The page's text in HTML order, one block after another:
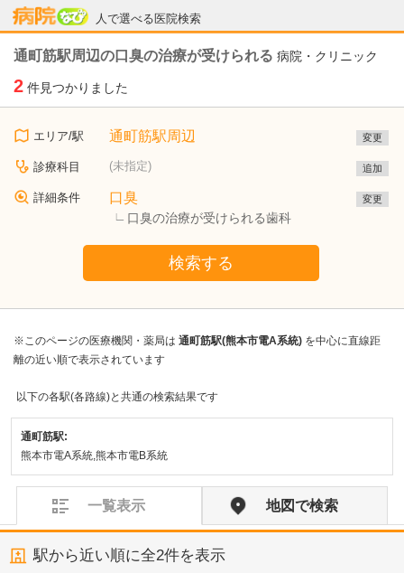
人で選べる医院検索
病院なび
通町筋駅周辺の口臭の治療が受けられる 病院・クリニック
2 件見つかりました
エリア/駅 通町筋駅周辺 変更
診療科目 (未指定) 追加
詳細条件 口臭
口臭の治療が受けられる歯科
変更
検索する
※このページの医療機関・薬局は 通町筋駅(熊本市電A系統) を中心に直線距
離の近い順で表示されています
以下の各駅(各路線)と共通の検索結果です
通町筋駅:
熊本市電A系統,熊本市電B系統
一覧表示 地図で検索
駅から近い順に全2件を表示